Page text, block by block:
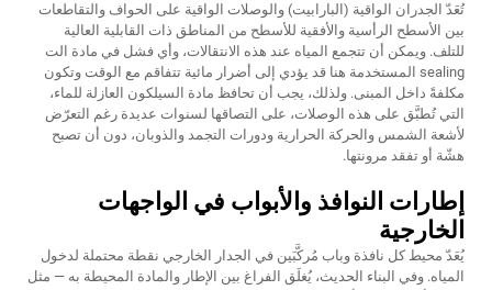
تُعَدّ الجدران الواقية (البارابيت) والوصلات الواقية على الحواف والتقاطعات
بين الأسطح الرأسية والأفقية للأسطح من المناطق ذات القابلية العالية
للتلف. ويمكن أن تتجمع المياه عند هذه الانتقالات، وأي فشل في مادة الت
sealing المستخدمة هنا قد يؤدي إلى أضرار مائية تتفاقم مع الوقت وتكون
مكلفةً داخل المبنى. ولذلك، يجب أن تحافظ مادة السيلكون العازلة للماء،
التي تُطبَّق على هذه الوصلات، على التصاقها لسنوات عديدة رغم التعرّض
لأشعة الشمس والحركة الحرارية ودورات التجمد والذوبان، دون أن تصبح
هشّة أو تفقد مرونتها.
إطارات النوافذ والأبواب في الواجهات
الخارجية
يُعَدّ محيط كل نافذة وباب مُركَّبَين في الجدار الخارجي نقطة محتملة لدخول
المياه. وفي البناء الحديث، يُغلَق الفراغ بين الإطار والمادة المحيطة به — مثل